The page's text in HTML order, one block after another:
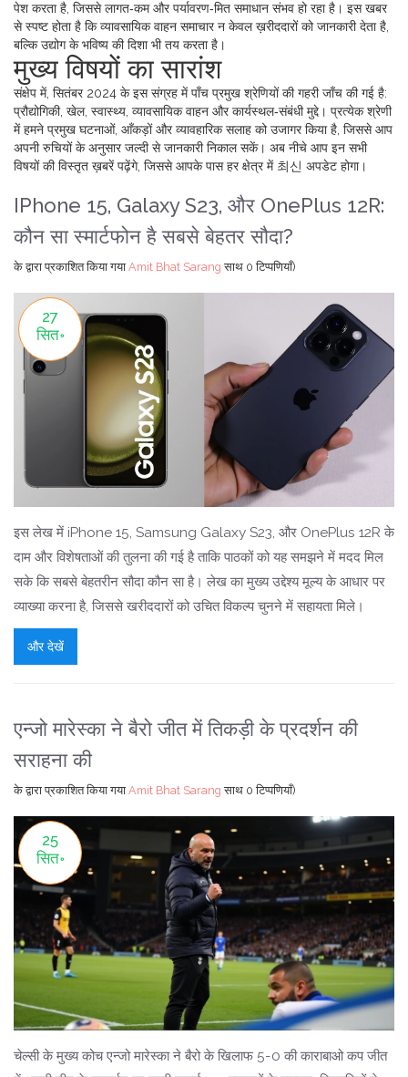
पेश करता है, जिससे लागत‑कम और पर्यावरण‑मित समाधान संभव हो रहा है। इस खबर
से स्पष्ट होता है कि व्यावसायिक वाहन समाचार न केवल ख़रीददारों को जानकारी देता है,
बल्कि उद्योग के भविष्य की दिशा भी तय करता है।
मुख्य विषयों का सारांश
संक्षेप में, सितंबर 2024 के इस संग्रह में पाँच प्रमुख श्रेणियों की गहरी जाँच की गई है:
प्रौद्योगिकी, खेल, स्वास्थ्य, व्यावसायिक वाहन और कार्यस्थल‑संबंधी मुद्दे। प्रत्येक श्रेणी
में हमने प्रमुख घटनाओं, आँकड़ों और व्यावहारिक सलाह को उजागर किया है, जिससे आप
अपनी रुचियों के अनुसार जल्दी से जानकारी निकाल सकें। अब नीचे आप इन सभी
विषयों की विस्तृत ख़बरें पढ़ेंगे, जिससे आपके पास हर क्षेत्र में 최신 अपडेट होगा।
IPhone 15, Galaxy S23, और OnePlus 12R:
कौन सा स्मार्टफोन है सबसे बेहतर सौदा?
के द्वारा प्रकाशित किया गया Amit Bhat Sarang साथ 0 टिप्पणियाँ)
27
सित॰
इस लेख में iPhone 15, Samsung Galaxy S23, और OnePlus 12R के
दाम और विशेषताओं की तुलना की गई है ताकि पाठकों को यह समझने में मदद मिल
सके कि सबसे बेहतरीन सौदा कौन सा है। लेख का मुख्य उद्देश्य मूल्य के आधार पर
व्याख्या करना है, जिससे खरीददारों को उचित विकल्प चुनने में सहायता मिले।
और देखें
एन्जो मारेस्का ने बैरो जीत में तिकड़ी के प्रदर्शन की
सराहना की
के द्वारा प्रकाशित किया गया Amit Bhat Sarang साथ 0 टिप्पणियाँ)
25
सित॰
चेल्सी के मुख्य कोच एन्जो मारेस्का ने बैरो के खिलाफ 5-0 की काराबाओ कप जीत